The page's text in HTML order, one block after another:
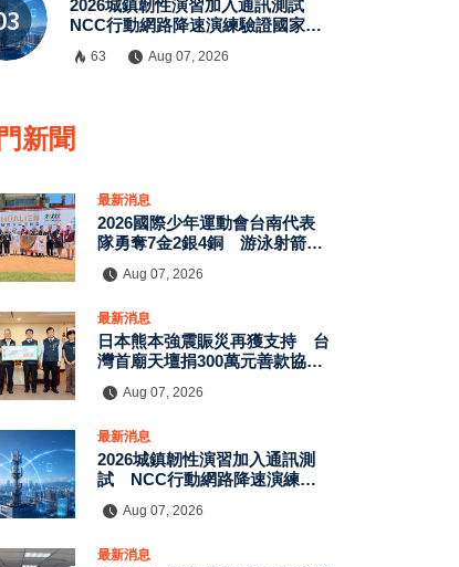
2026城鎮韌性演習加入通訊測試
NCC行動網路降速演練驗證國家通
63 Aug 07, 2026
新聞
最新消息
2026國際少年運動會台南代表
隊勇奪7金2銀4銅 游泳射箭籃
Aug 07, 2026
最新消息
日本熊本強震賑災再獲支持 台
灣首廟天壇捐300萬元善款協助
Aug 07, 2026
最新消息
2026城鎮韌性演習加入通訊測
試 NCC行動網路降速演練驗
Aug 07, 2026
最新消息